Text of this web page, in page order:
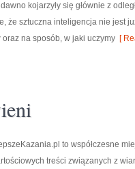
kojarzyły się głównie z
że sztuczna inteligencja nie jest
oraz na sposób, w jaki uczymy [
to współczesne
treści związanych z